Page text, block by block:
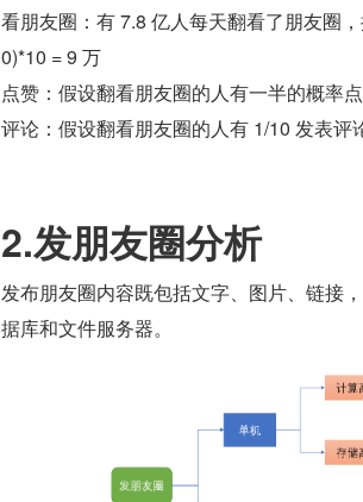
看朋友圈：有 7.8 亿人每天翻看了朋友圈
0)*10 = 9 万
点赞：假设翻看朋友圈的人有一半的概率
评论：假设翻看朋友圈的人有 1/10 发表评
2.发朋友圈分析
发布朋友圈内容既包括文字、图片、链接
据库和文件服务器。